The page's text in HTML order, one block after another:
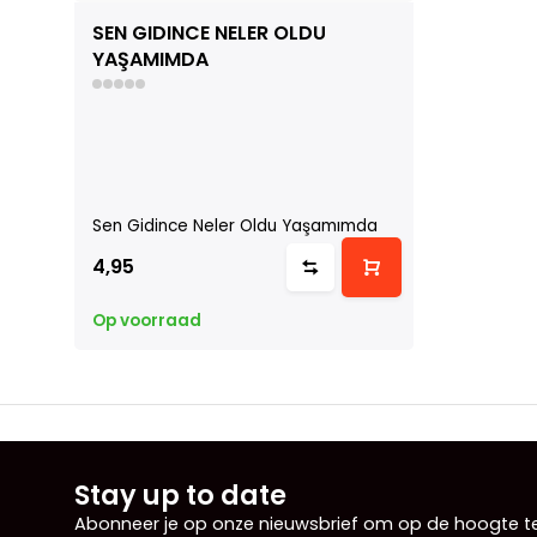
SEN GIDINCE NELER OLDU
YAŞAMIMDA
Sen Gidince Neler Oldu Yaşamımda
4,95
Op voorraad
Stay up to date
Abonneer je op onze nieuwsbrief om op de hoogte